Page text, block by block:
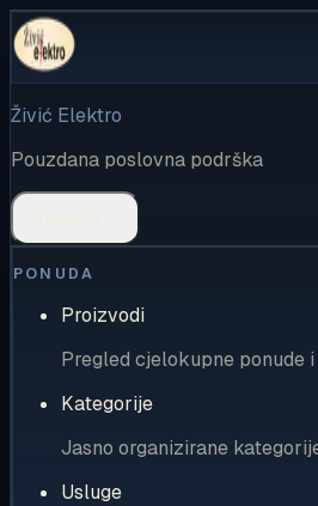
Živić Elektro
Pouzdana poslovna podrška
PONUDA
Proizvodi
Pregled cjelokupne ponude
Kategorije
Jasno organizirane
Usluge